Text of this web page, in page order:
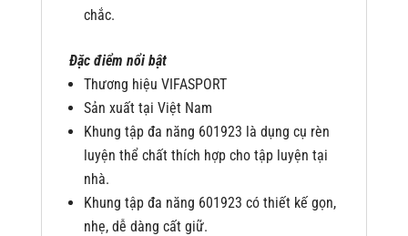
chắc.
Đặc điểm nổi bật
Thương hiệu VIFASPORT
Sản xuất tại Việt Nam
Khung tập đa năng 601923 là dụng cụ rèn
luyện thể chất thích hợp cho tập luyện tại
nhà.
Khung tập đa năng 601923 có thiết kế gọn,
nhẹ, dễ dàng cất giữ.